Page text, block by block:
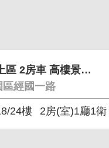
自遊人 時上區 2房車 高樓景觀稀有釋出戶別
經國一路
24樓 2房(室)1廳1衛